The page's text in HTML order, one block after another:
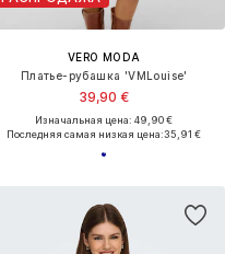
VERO MODA
Платье-рубашка 'VMLouise'
39,90 €
Изначальная цена: 49,90 €
Последняя самая низкая цена:35,91 €